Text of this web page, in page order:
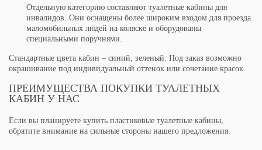
Отдельную категорию составляют туалетные кабины для
инвалидов. Они оснащены более широким входом для проезда
маломобильных людей на коляске и оборудованы
специальными поручнями.
Стандартные цвета кабин – синий, зеленый. Под заказ возможно
окрашивание под индивидуальный оттенок или сочетание красок.
ПРЕИМУЩЕСТВА ПОКУПКИ ТУАЛЕТНЫХ
КАБИН У НАС
Если вы планируете купить пластиковые туалетные кабины,
обратите внимание на сильные стороны нашего предложения.